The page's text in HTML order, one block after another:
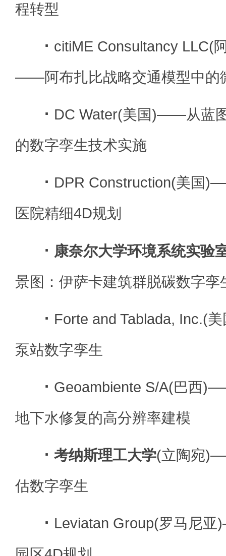
程转型
· citiME Consultancy LLC(
——阿布扎比战略交通模型中的
· DC Water(美国)——从蓝
的数字孪生技术实施
· DPR Construction(美国
医院精细4D规划
· 康奈尔大学环境系统实验
景图：伊萨卡建筑群脱碳数字孪
· Forte and Tablada, Inc.(
泵站数字孪生
· Geoambiente S/A(巴西
地下水修复的高分辨率建模
· 考纳斯理工大学(立陶宛
估数字孪生
· Leviatan Group(罗马尼